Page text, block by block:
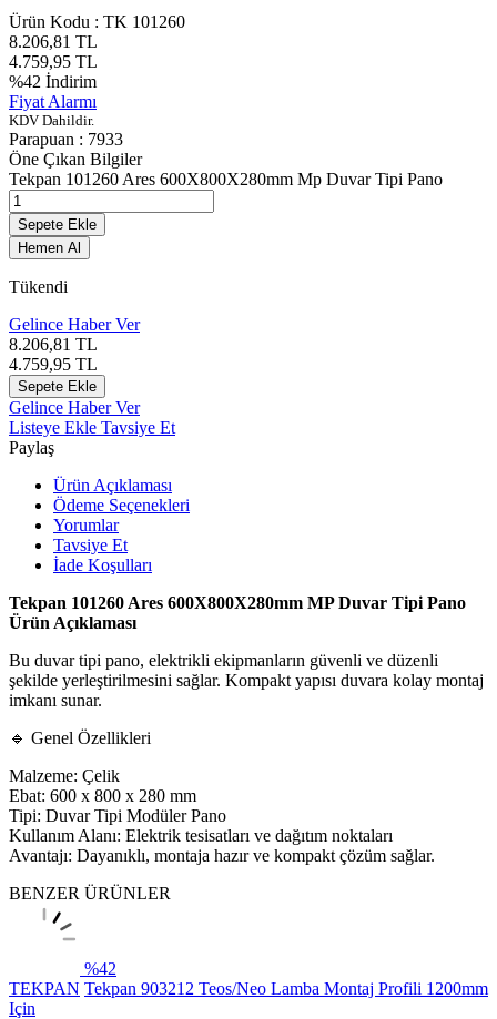
Ürün Kodu : TK 101260
8.206,81 TL
4.759,95 TL
%42 İndirim
Fiyat Alarmı
KDV Dahildir.
Parapuan : 7933
Öne Çıkan Bilgiler
Tekpan 101260 Ares 600X800X280mm Mp Duvar Tipi Pano
Sepete Ekle
Hemen Al
Tükendi
Gelince Haber Ver
8.206,81 TL
4.759,95 TL
Sepete Ekle
Gelince Haber Ver
Listeye Ekle Tavsiye Et
Paylaş
Ürün Açıklaması
Ödeme Seçenekleri
Yorumlar
Tavsiye Et
İade Koşulları
Tekpan 101260 Ares 600X800X280mm MP Duvar Tipi Pano
Ürün Açıklaması
Bu duvar tipi pano, elektrikli ekipmanların güvenli ve düzenli
şekilde yerleştirilmesini sağlar. Kompakt yapısı duvara kolay montaj
imkanı sunar.
🔹 Genel Özellikleri
Malzeme: Çelik
Ebat: 600 x 800 x 280 mm
Tipi: Duvar Tipi Modüler Pano
Kullanım Alanı: Elektrik tesisatları ve dağıtım noktaları
Avantajı: Dayanıklı, montaja hazır ve kompakt çözüm sağlar.
BENZER ÜRÜNLER
%42
TEKPAN Tekpan 903212 Teos/Neo Lamba Montaj Profili 1200mm
Için